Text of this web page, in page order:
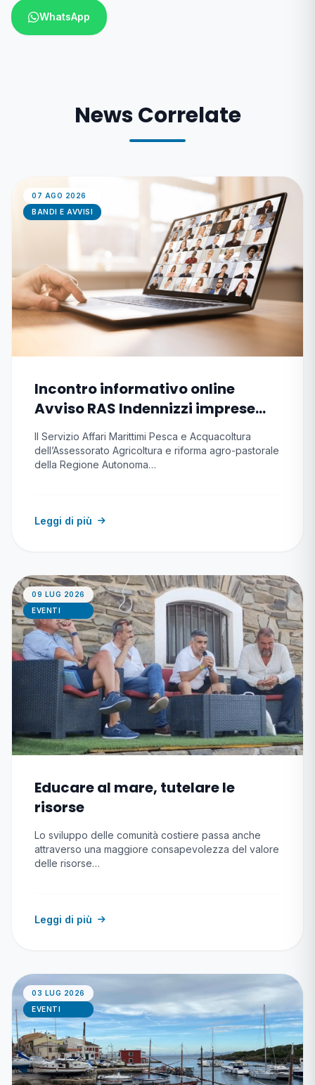
WhatsApp
News Correlate
07 AGO 2026
BANDI E AVVISI
Incontro informativo online
Avviso RAS Indennizzi imprese
pesca e acquacoltura causa
conflitto
Il Servizio Affari Marittimi Pesca e Acquacoltura
dell’Assessorato Agricoltura e riforma agro-pastorale
della Regione Autonoma…
Leggi di più
09 LUG 2026
EVENTI
Educare al mare, tutelare le
risorse
Lo sviluppo delle comunità costiere passa anche
attraverso una maggiore consapevolezza del valore
delle risorse…
Leggi di più
03 LUG 2026
EVENTI